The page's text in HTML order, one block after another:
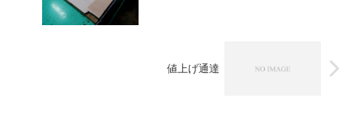
値上げ通達